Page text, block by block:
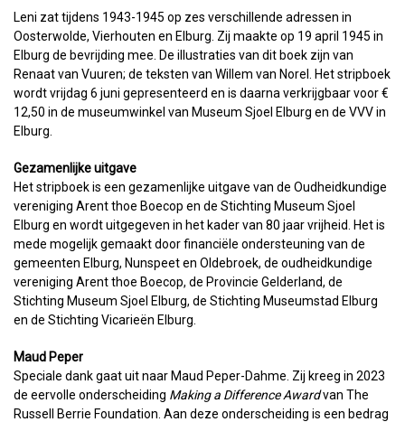
Leni zat tijdens 1943-1945 op zes verschillende adressen in
Oosterwolde, Vierhouten en Elburg. Zij maakte op 19 april 1945 in
Elburg de bevrijding mee. De illustraties van dit boek zijn van
Renaat van Vuuren; de teksten van Willem van Norel. Het stripboek
wordt vrijdag 6 juni gepresenteerd en is daarna verkrijgbaar voor €
12,50 in de museumwinkel van Museum Sjoel Elburg en de VVV in
Elburg.
Gezamenlijke uitgave
Het stripboek is een gezamenlijke uitgave van de Oudheidkundige
vereniging Arent thoe Boecop en de Stichting Museum Sjoel
Elburg en wordt uitgegeven in het kader van 80 jaar vrijheid. Het is
mede mogelijk gemaakt door financiële ondersteuning van de
gemeenten Elburg, Nunspeet en Oldebroek, de oudheidkundige
vereniging Arent thoe Boecop, de Provincie Gelderland, de
Stichting Museum Sjoel Elburg, de Stichting Museumstad Elburg
en de Stichting Vicarieën Elburg.
Maud Peper
Speciale dank gaat uit naar Maud Peper-Dahme. Zij kreeg in 2023
de eervolle onderscheiding Making a Difference Awardvan The
Russell Berrie Foundation. Aan deze onderscheiding is een bedrag